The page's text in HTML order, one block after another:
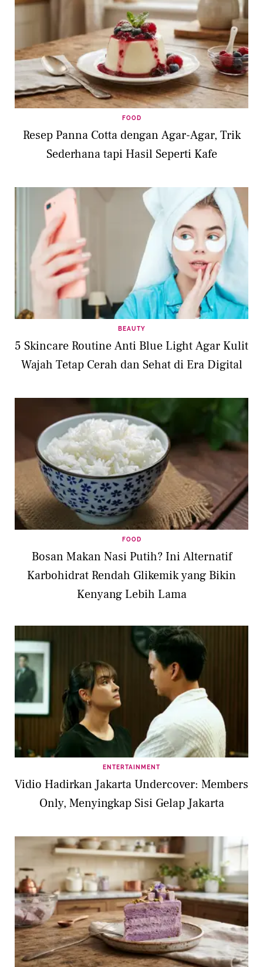
FOOD
Resep Panna Cotta dengan Agar-Agar, Trik
Sederhana tapi Hasil Seperti Kafe
BEAUTY
5 Skincare Routine Anti Blue Light Agar Kulit
Wajah Tetap Cerah dan Sehat di Era Digital
FOOD
Bosan Makan Nasi Putih? Ini Alternatif
Karbohidrat Rendah Glikemik yang Bikin
Kenyang Lebih Lama
ENTERTAINMENT
Vidio Hadirkan Jakarta Undercover: Members
Only, Menyingkap Sisi Gelap Jakarta